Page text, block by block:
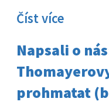
Číst více
Napsali o
prohmatat